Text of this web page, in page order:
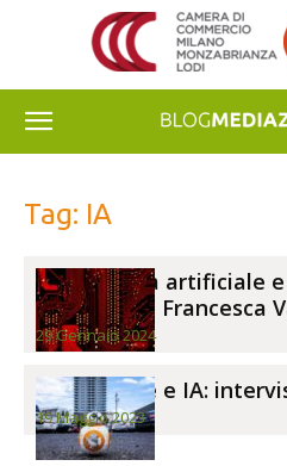
Tag: IA
Intelligenza artificiale
intervista a Francesca
29 Gennaio 2024
Mediazione e IA:
19 Maggio 2023